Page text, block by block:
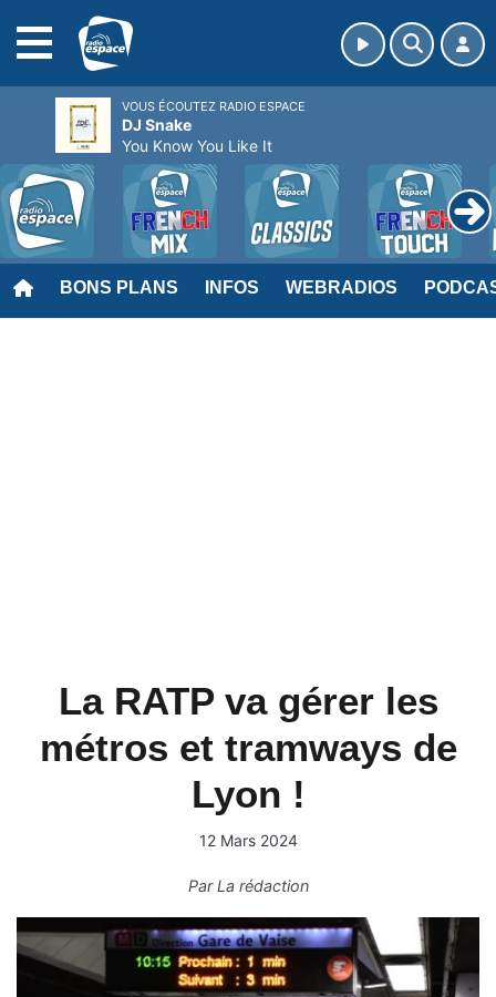
BONS PLANS INFOS WEBRADIOS
La RATP va gérer les
métros et tramways de
Lyon !
12 Mars 2024
ParLa rédaction
VOUS ÉCOUTEZ RADIO ESPACE
DJ Snake
You Know You Like It